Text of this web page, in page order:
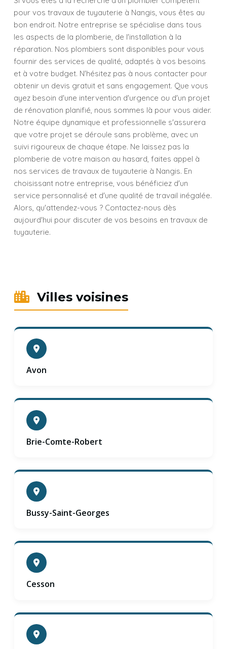
pour vos travaux de tuyauterie à Nangis, vous êtes au
bon endroit. Notre entreprise se spécialise dans tous
les aspects de la plomberie, de l'installation à la
réparation. Nos plombiers sont disponibles pour vous
fournir des services de qualité, adaptés à vos besoins
et à votre budget. N'hésitez pas à nous contacter pour
obtenir un devis gratuit et sans engagement. Que vous
ayez besoin d'une intervention d'urgence ou d'un projet
de rénovation planifié, nous sommes là pour vous aider.
Notre équipe dynamique et professionnelle s'assurera
que votre projet se déroule sans problème, avec un
suivi rigoureux de chaque étape. Ne laissez pas la
plomberie de votre maison au hasard, faites appel à
nos services de travaux de tuyauterie à Nangis. En
choisissant notre entreprise, vous bénéficiez d'un
service personnalisé et d'une qualité de travail inégalée.
Alors, qu'attendez-vous ? Contactez-nous dès
aujourd'hui pour discuter de vos besoins en travaux de
tuyauterie.
Villes voisines
Avon
Brie-Comte-Robert
Bussy-Saint-Georges
Cesson